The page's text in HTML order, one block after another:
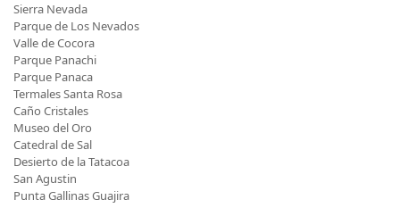
Sierra Nevada
Parque de Los Nevados
Valle de Cocora
Parque Panachi
Parque Panaca
Termales Santa Rosa
Caño Cristales
Museo del Oro
Catedral de Sal
Desierto de la Tatacoa
San Agustin
Punta Gallinas Guajira